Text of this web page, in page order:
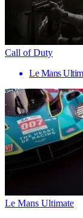
Call of Duty
Le Mans
Le Mans Ultimate